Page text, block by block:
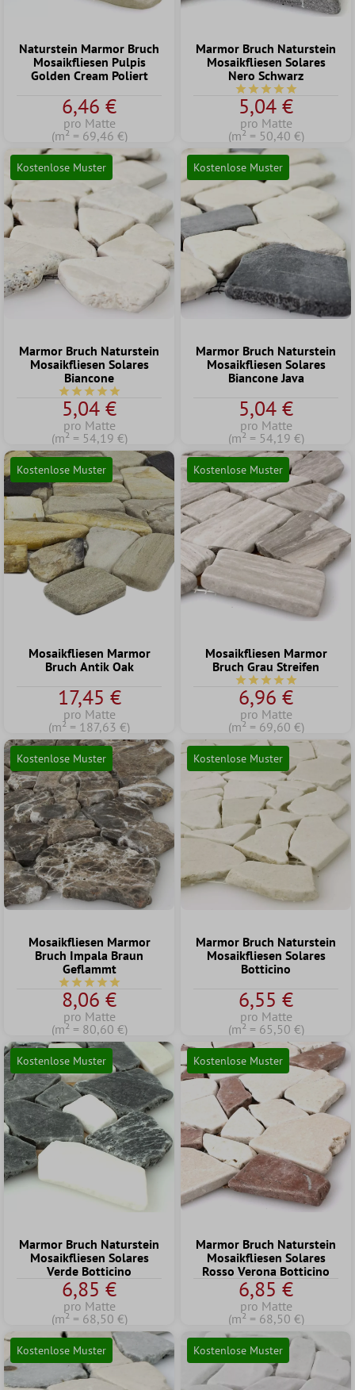
Naturstein Marmor Bruch
Mosaikfliesen Pulpis
Golden Cream Poliert
6,46 €
pro Matte
(m² = 69,46 €)
Marmor Bruch Naturstein
Mosaikfliesen Solares
Nero Schwarz
Durchschnittliche
5,04 €
pro Matte
(m² = 50,40 €)
Kostenlose Muster
Marmor Bruch Naturstein
Mosaikfliesen Solares
Biancone
Durchschnittliche Bewertung von 5 von 5 Sternen
5,04 €
pro Matte
(m² = 54,19 €)
Kostenlose Muster
Marmor Bruch Naturstein
Mosaikfliesen Solares
Biancone Java
5,04 €
pro Matte
(m² = 54,19 €)
Kostenlose Muster
Mosaikfliesen Marmor
Bruch Antik Oak
17,45 €
pro Matte
(m² = 187,63 €)
Kostenlose Muster
Mosaikfliesen Marmor
Bruch Grau Streifen
Durchschnittliche
6,96 €
pro Matte
(m² = 69,60 €)
Kostenlose Muster
Mosaikfliesen Marmor
Bruch Impala Braun
Geflammt
Durchschnittliche Bewertung von 5 von 5 Sternen
8,06 €
pro Matte
(m² = 80,60 €)
Kostenlose Muster
Marmor Bruch Naturstein
Mosaikfliesen Solares
Botticino
6,55 €
pro Matte
(m² = 65,50 €)
Kostenlose Muster
Marmor Bruch Naturstein
Mosaikfliesen Solares
Verde Botticino
6,85 €
pro Matte
(m² = 68,50 €)
Kostenlose Muster
Marmor Bruch Naturstein
Mosaikfliesen Solares
Rosso Verona Botticino
6,85 €
pro Matte
(m² = 68,50 €)
Kostenlose Muster Kostenlose Muster